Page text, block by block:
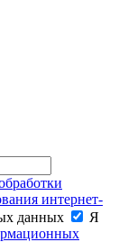
интернет-
данных
Я